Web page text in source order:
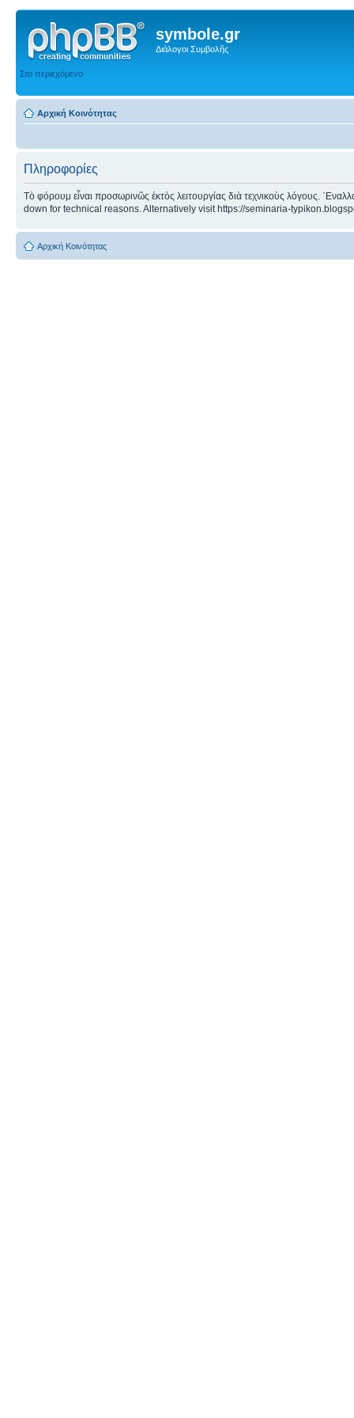
symbole.gr
Διάλογοι Συμβολῆς
Στο περιεχόμενο
Αρχική Κοινότητας
Πληροφορίες
Τὸ φόρουμ εἶναι προσωρινῶς ἐκτὸς λειτουργίας διὰ τεχνικοὺς λόγους.
down for technical reasons. Alternatively visit https://seminaria-
Αρχική Κοινότητας